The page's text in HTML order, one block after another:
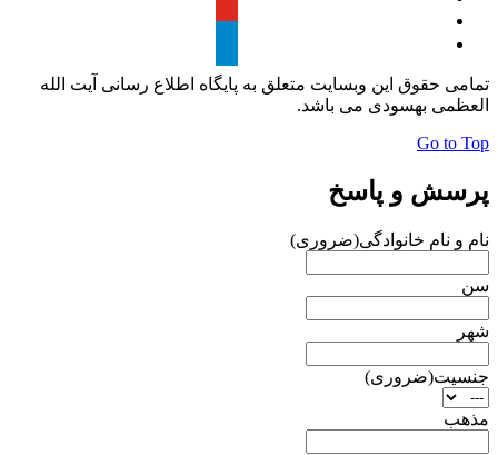
تمامی حقوق این وبسایت متعلق به پایگاه اطلاع رسانی آیت الله
العظمی بهسودی می باشد.
Go to Top
پرسش و پاسخ
نام و نام خانوادگی(ضروری)
سن
شهر
جنسیت(ضروری)
مذهب